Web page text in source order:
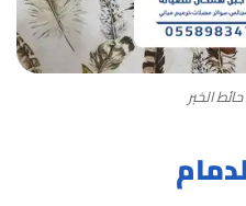
الخبر